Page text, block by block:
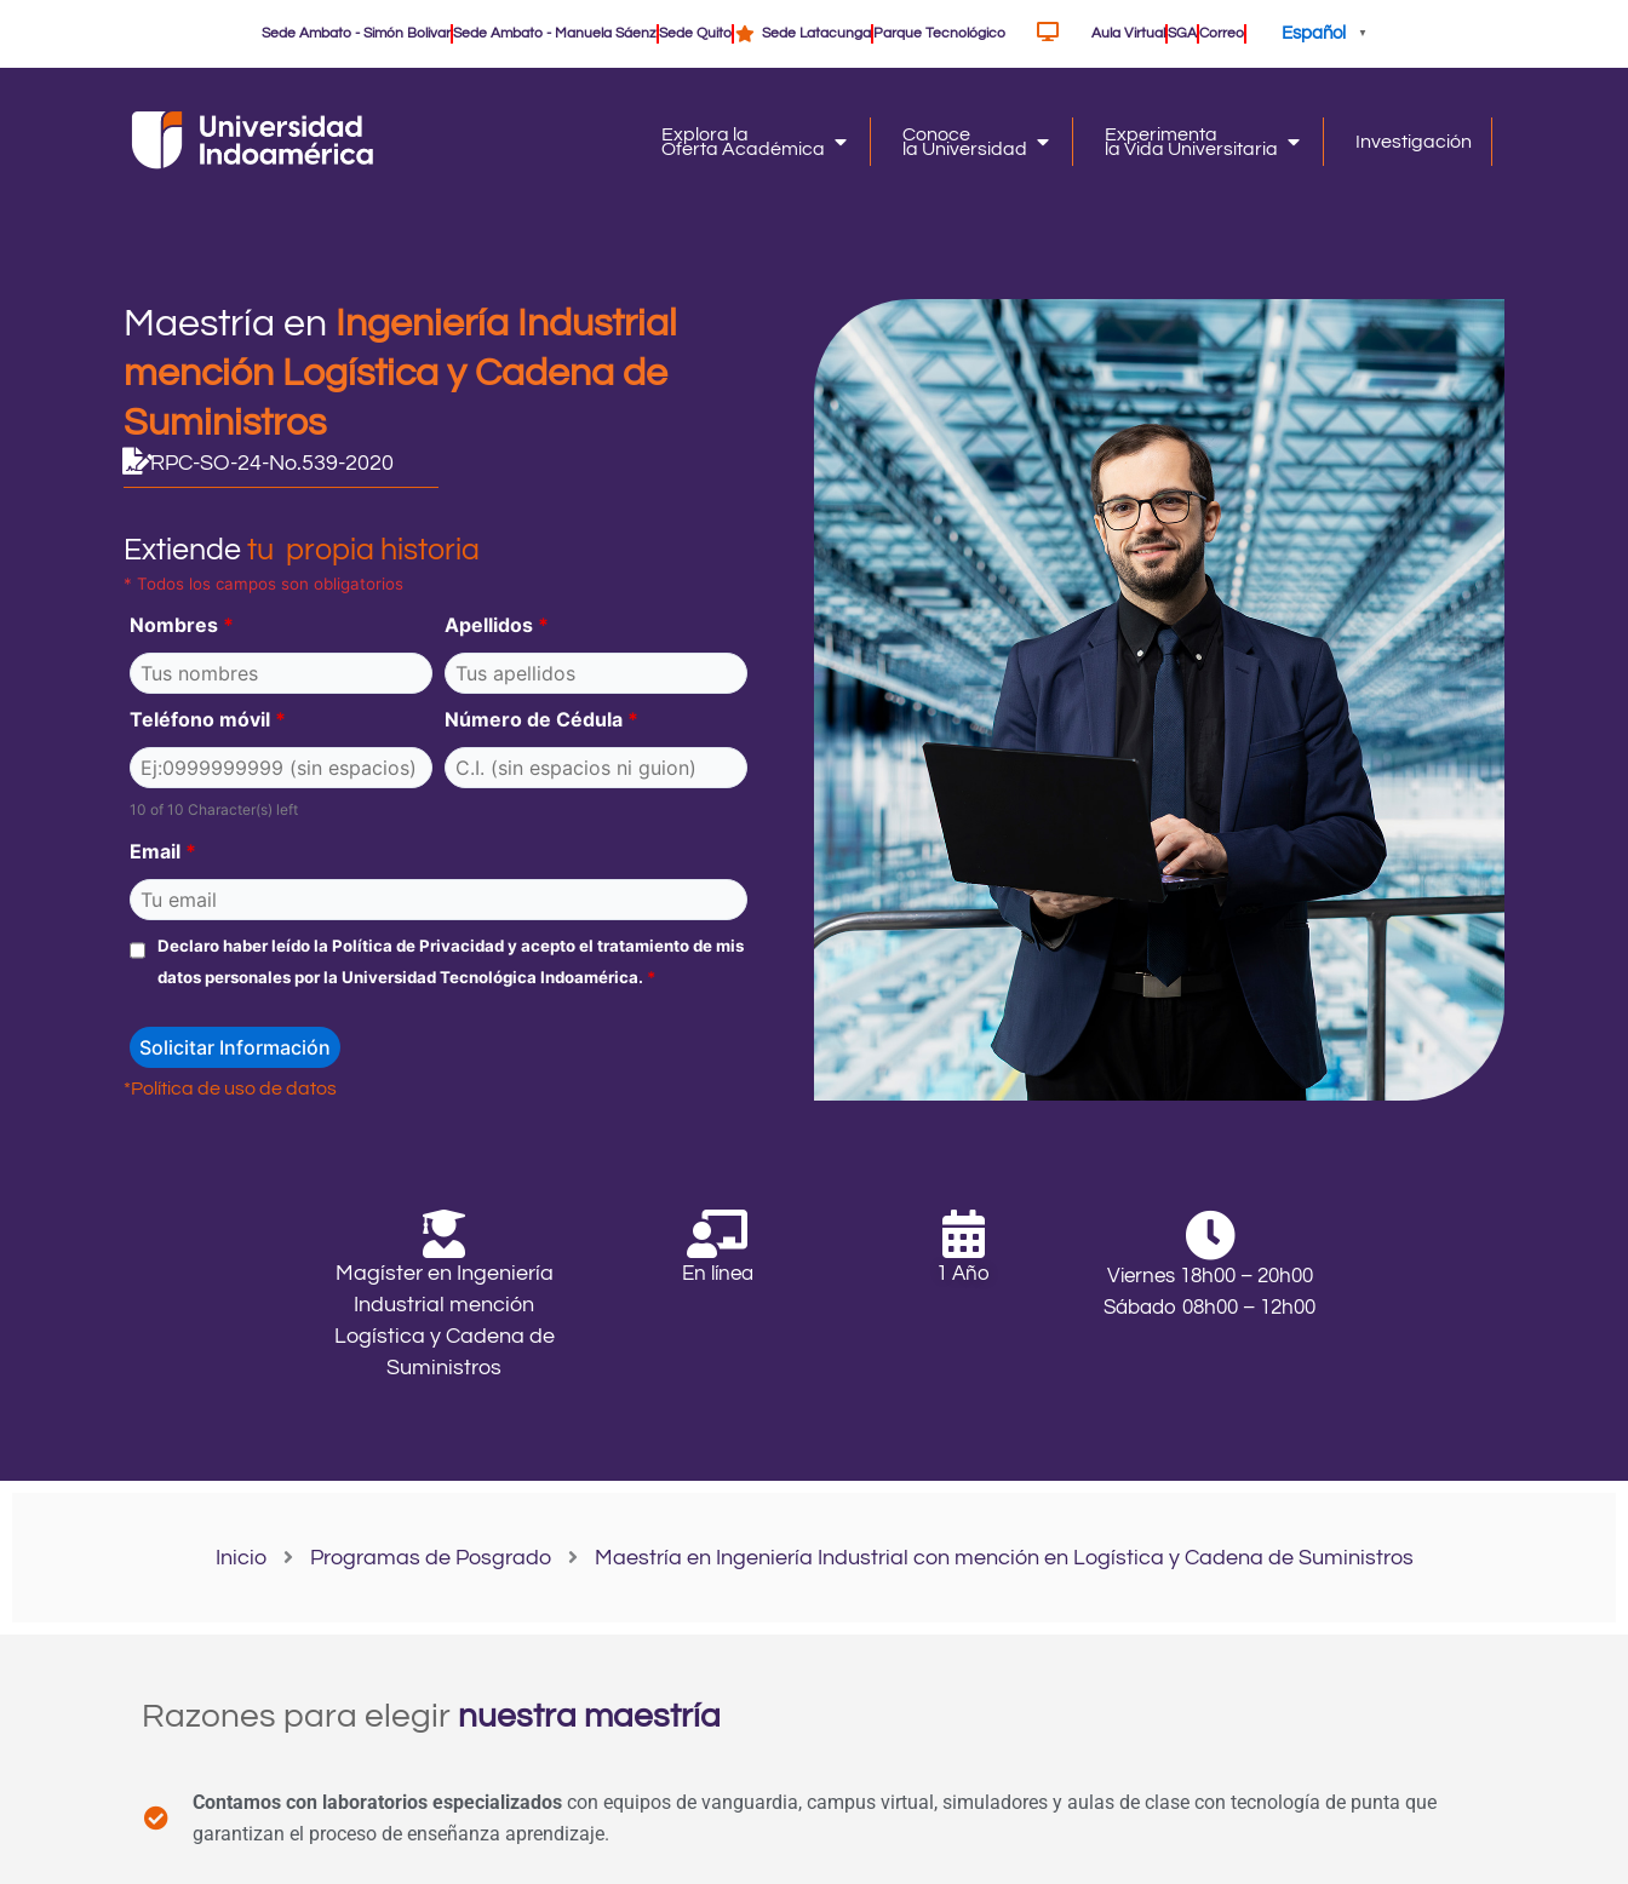
Sede Ambato - Simón BolivarSede Ambato - Manuela SáenzSede Quito Sede Latacunga Parque Tecnológico Aula VirtualSGACorreo Español ▼
Explora la
Oferta Académica
Open Explora la
Oferta Académica
Conoce
la Universidad
Open Conoce
la Universidad
Experimenta
la Vida Universitaria Investigación
Maestría en Ingeniería Industrial
mención Logística y Cadena de
Suministros
RPC-SO-24-No.539-2020
Extiendetu propia historia
* Todos los campos son obligatorios
Nombres * Apellidos *
Teléfono móvil *
10 of 10 Character(s) left
Número de Cédula *
Email *
Declaro haber leído la Política de Privacidad y acepto el tratamiento de mis
datos personales por la Universidad Tecnológica Indoamérica. *
*Política de uso de datos
Magíster en Ingeniería
Industrial mención
Logística y Cadena de
Suministros
En línea 1 Año
Viernes 18h00 – 20h00
Sábado 08h00 – 12h00
Inicio Programas de Posgrado Maestría en Ingeniería Industrial con mención en Logística y Cadena de Suministros
Razones para elegir nuestra maestría
Contamos con laboratorios especializados con equipos de vanguardia, campus virtual, simuladores y aulas de clase con tecnología de punta que
garantizan el proceso de enseñanza aprendizaje.